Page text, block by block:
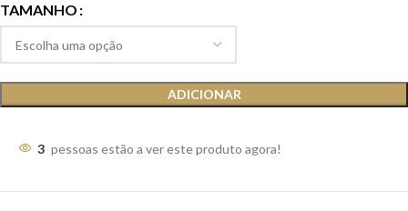
TAMANHO
ADICIONAR
3 pessoas estão a ver este produto agora!